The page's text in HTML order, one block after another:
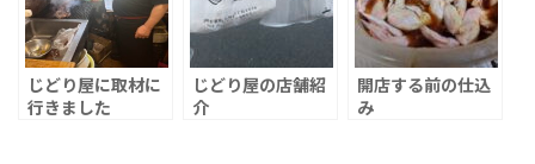
じどり屋に取材に
行きました
じどり屋の店舗紹
介
開店する前の仕込
み